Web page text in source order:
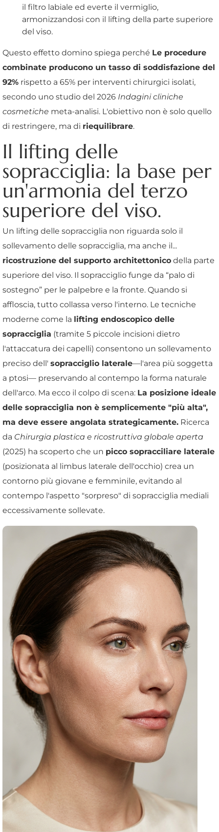
il filtro labiale ed everte il vermiglio,
armonizzandosi con il lifting della parte superiore
del viso.
Questo effetto domino spiega perché Le procedure
combinate producono un tasso di soddisfazione del
92% rispetto a 65% per interventi chirurgici isolati,
secondo uno studio del 2026 Indagini cliniche
cosmetiche meta-analisi. L'obiettivo non è solo quello
di restringere, ma di riequilibrare.
Il lifting delle
sopracciglia: la base per
un'armonia del terzo
superiore del viso.
Un lifting delle sopracciglia non riguarda solo il
sollevamento delle sopracciglia, ma anche il...
ricostruzione del supporto architettonico della parte
superiore del viso. Il sopracciglio funge da “palo di
sostegno” per le palpebre e la fronte. Quando si
affloscia, tutto collassa verso l'interno. Le tecniche
moderne come la lifting endoscopico delle
sopracciglia (tramite 5 piccole incisioni dietro
l'attaccatura dei capelli) consentono un sollevamento
preciso dell' sopracciglio laterale—l'area più soggetta
a ptosi— preservando al contempo la forma naturale
dell'arco. Ma ecco il colpo di scena: La posizione ideale
delle sopracciglia non è semplicemente "più alta",
ma deve essere angolata strategicamente. Ricerca
da Chirurgia plastica e ricostruttiva globale aperta
(2025) ha scoperto che un picco sopracciliare laterale
(posizionata al limbus laterale dell'occhio) crea un
contorno più giovane e femminile, evitando al
contempo l'aspetto "sorpreso" di sopracciglia mediali
eccessivamente sollevate.